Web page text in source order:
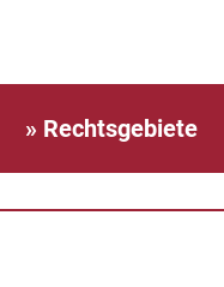
» Rechtsgebiete